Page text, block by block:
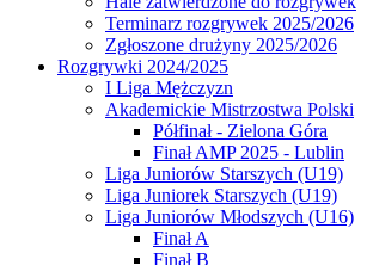
Terminarz rozgrywek 2025/2026
Zgłoszone drużyny 2025/2026
Rozgrywki 2024/2025
I Liga Mężczyzn
Akademickie Mistrzostwa Polski
Półfinał - Zielona Góra
Finał AMP 2025 - Lublin
Liga Juniorów Starszych (U19)
Liga Juniorek Starszych (U19)
Liga Juniorów Młodszych (U16)
Finał A
Finał B